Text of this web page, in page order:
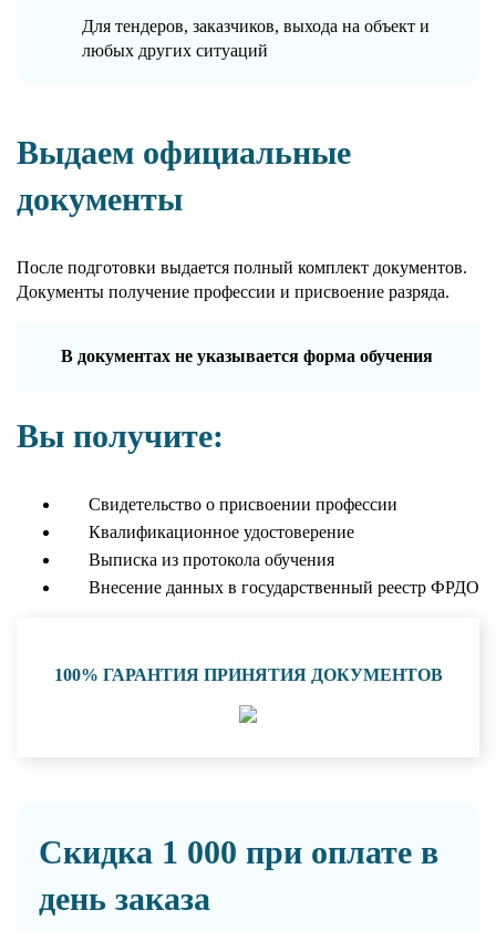
Для тендеров, заказчиков, выхода на объект и
любых других ситуаций
Выдаем официальные
документы
После подготовки выдается полный комплект документов.
Документы получение профессии и присвоение разряда.
В документах не указывается форма обучения
Вы получите:
Свидетельство о присвоении профессии
Квалификационное удостоверение
Выписка из протокола обучения
Внесение данных в государственный реестр ФРДО
100% ГАРАНТИЯ ПРИНЯТИЯ ДОКУМЕНТОВ
Скидка 1 000 при оплате в
день заказа